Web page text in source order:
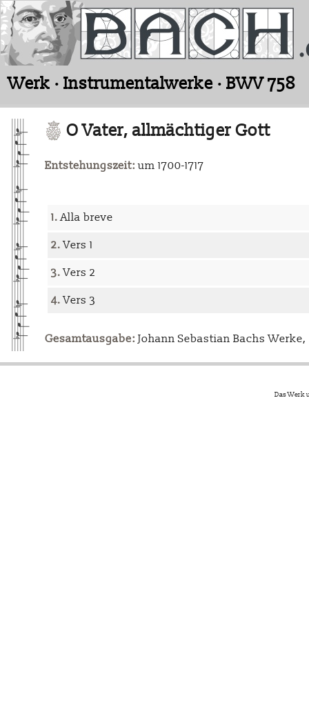
Werk · Instrumentalwerke · BWV 758
O Vater, allmächtiger Gott
Entstehungszeit: um 1700-1717
1.Alla breve
2.Vers 1
3.Vers 2
4.Vers 3
Gesamtausgabe: Johann Sebastian Bachs Werke,
Das Werk